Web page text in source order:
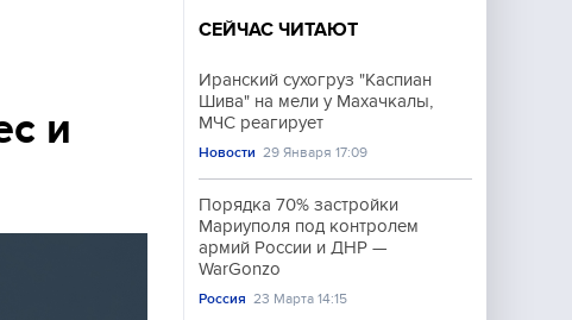
Происшествия
и
СЕЙЧАС ЧИТАЮТ
Иранский сухогруз "Каспиан
Шива" на мели у Махачкалы,
МЧС реагирует
Новости 29 Января 17:09
Порядка 70% застройки
Мариуполя под контролем
армий России и ДНР —
WarGonzo
Россия 23 Марта 14:15